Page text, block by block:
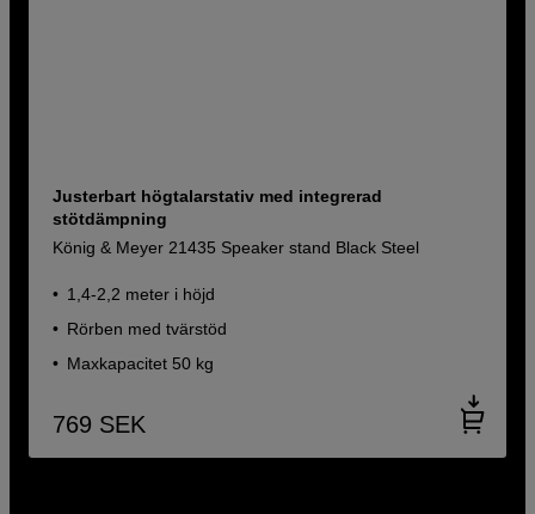
Justerbart högtalarstativ med integrerad
stötdämpning
König & Meyer 21435 Speaker stand Black Steel
1,4-2,2 meter i höjd
Rörben med tvärstöd
Maxkapacitet 50 kg
769 SEK